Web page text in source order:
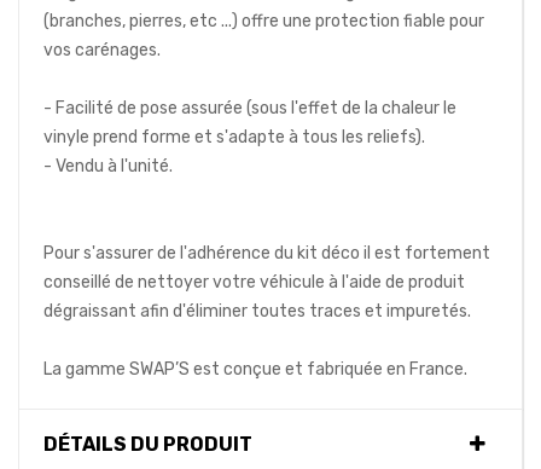
(branches, pierres, etc ...) offre une protection fiable pour
vos carénages.
- Facilité de pose assurée (sous l'effet de la chaleur le
vinyle prend forme et s'adapte à tous les reliefs).
- Vendu à l'unité.
Pour s'assurer de l'adhérence du kit déco il est fortement
conseillé de nettoyer votre véhicule à l'aide de produit
dégraissant afin d'éliminer toutes traces et impuretés.
La gamme SWAP’S est conçue et fabriquée en France.
DÉTAILS DU PRODUIT